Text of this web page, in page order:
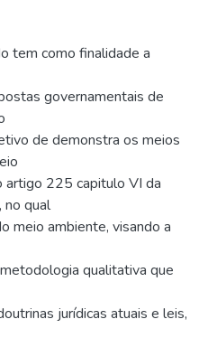
tem como finalidade a
governamentais de
de demonstra os meios
artigo 225 capitulo VI da
qual
meio ambiente, visando a
qualitativa que
jurídicas atuais e leis,